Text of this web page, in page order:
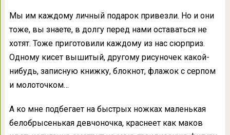
Мы им каждому личный подарок привезли. Но и они
тоже, вы знаете, в долгу перед нами оставаться не
хотят. Тоже приготовили каждому из нас сюрприз.
Одному кисет вышитый, другому рисуночек какой-
нибудь, записную книжку, блокнот, флажок с серпом
и молоточком…
А ко мне подбегает на быстрых ножках маленькая
белобрысенькая девчоночка, краснеет как маков